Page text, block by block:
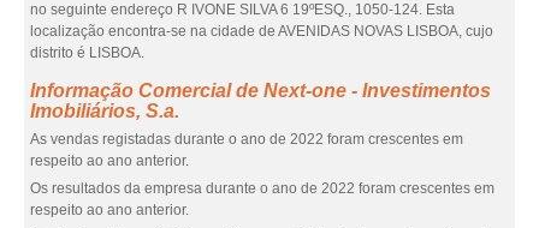
no seguinte endereço R IVONE SILVA 6 19ºESQ., 1050-124. Esta
localização encontra-se na cidade de AVENIDAS NOVAS LISBOA, cujo
distrito é LISBOA.
Informação Comercial de Next-one - Investimentos
Imobiliários, S.a.
As vendas registadas durante o ano de 2022 foram crescentes em
respeito ao ano anterior.
Os resultados da empresa durante o ano de 2022 foram crescentes em
respeito ao ano anterior.